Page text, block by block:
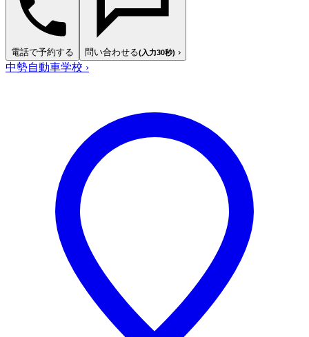
電話で予約する 問い合わせる(入力30秒) ›
中勢自動車学校 ›